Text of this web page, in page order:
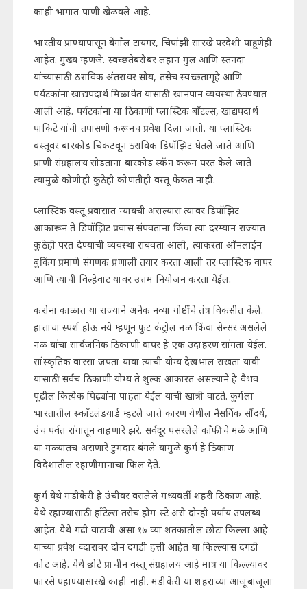
काही भागात पाणी खेळवले आहे.
भारतीय प्राण्यापासून बेंगाँल टायगर, चिपांझी सारखे परदेशी पाहूणेही
आहेत. मुख्य म्हणजे. स्वच्छतेबरोबर लहान मुल आणि स्तनदा
यांच्यासाठी ठराविक अंतरावर सोय, तसेच स्वच्छतागृहे आणि
पर्यटकांना खाद्यपदार्थ मिळावेत यासाठी खानपान व्यवस्था ठेवण्यात
आली आहे. पर्यटकांना या ठिकाणी प्लास्टिक बाँटल्स, खाद्यपदार्थ
पाकिटे यांची तपासणी करूनच प्रवेश दिला जातो. या प्लास्टिक
वस्तूवर बारकोड चिकटवून ठराविक डिपॉझिट घेतले जाते आणि
प्राणी संग्रहालय सोडताना बारकोड स्कँन करून परत केले जाते
त्यामुळे कोणीही कुठेही कोणतीही वस्तू फेकत नाही.
प्लास्टिक वस्तू प्रवासात न्यायची असल्यास त्यावर डिपॉझिट
आकारून ते डिपॉझिट प्रवास संपवताना किंवा त्या दरम्यान राज्यात
कुठेही परत देण्याची व्यवस्था राबवता आली, त्याकरता आँनलाईन
बुकिंग प्रमाणे संगणक प्रणाली तयार करता आली तर प्लास्टिक वापर
आणि त्याची विल्हेवाट यावर उत्तम नियोजन करता येईल.
करोना काळात या राज्याने अनेक नव्या गोष्टींचे तंत्र विकसीत केले.
हाताचा स्पर्श होऊ नये म्हणून फुट कंट्रोल नळ किंवा सेन्सर असलेले
नळ यांचा सार्वजनिक ठिकाणी वापर हे एक उदाहरण सांगता येईल.
सांस्कृतिक वारसा जपता यावा त्याची योग्य देखभाल राखता यावी
यासाठी सर्वच ठिकाणी योग्य ते शुल्क आकारत असल्याने हे वैभव
पूढील कित्येक पिढ्यांना पाहता येईल याची खात्री वाटते. कुर्गला
भारतातील स्काँटलंडयार्ड म्हटले जाते कारण येथील नैसर्गिक सौंदर्य,
उंच पर्वत रांगातून वाहणारे झरे. सर्वदूर पसरलेले काँफीचे मळे आणि
या मळ्यातच असणारे टुमदार बंगले यामुळे कुर्ग हे ठिकाण
विदेशातील रहाणीमानाचा फिल देते.
कुर्ग येथे मडीकेरी हे उंचीवर वसलेले मध्यवर्ती शहरी ठिकाण आहे.
येथे रहाण्यासाठी हाँटेल्स तसेच होम स्टे असे दोन्ही पर्याय उपलब्ध
आहेत. येथे गढी वाटावी असा १७ व्या शतकातील छोटा किल्ला आहे
याच्या प्रवेश व्दारावर दोन दगडी हत्ती आहेत या किल्ल्यास दगडी
कोट आहे. येथे छोटे प्राचीन वस्तू संग्रहालय आहे मात्र या किल्ल्यावर
फारसे पहाण्यासारखे काही नाही. मडीकेरी या शहराच्या आजूबाजूला